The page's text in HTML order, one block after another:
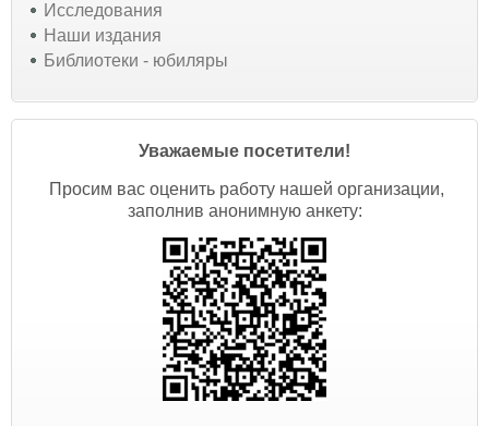
Исследования
Наши издания
Библиотеки - юбиляры
Уважаемые посетители!
Просим вас оценить работу нашей организации,
заполнив анонимную анкету: